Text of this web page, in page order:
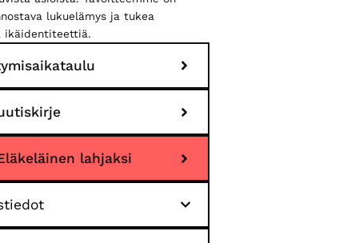
lukuelämys ja tukea
ikäidentiteettiä.
lahjaksi